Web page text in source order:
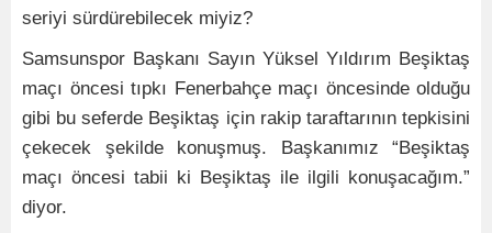
seriyi sürdürebilecek miyiz?
Samsunspor Başkanı Sayın Yüksel Yıldırım Beşiktaş
maçı öncesi tıpkı Fenerbahçe maçı öncesinde olduğu
gibi bu seferde Beşiktaş için rakip taraftarının tepkisini
çekecek şekilde konuşmuş. Başkanımız “Beşiktaş
maçı öncesi tabii ki Beşiktaş ile ilgili konuşacağım.”
diyor.